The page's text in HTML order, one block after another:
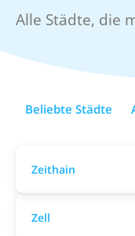
Alle Städte, die
Beliebte Städte
Zeithain
Zell